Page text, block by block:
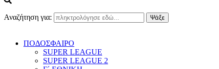
Αναζήτηση για:
ΠΟΔΟΣΦΑΙΡΟ
SUPER LEAGUE
SUPER LEAGUE 2